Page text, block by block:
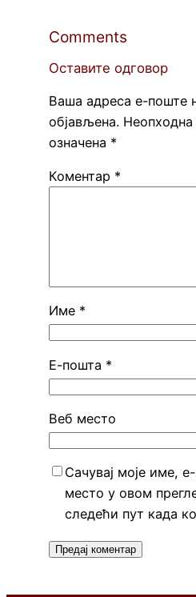
Comments
Оставите одговор
Ваша адреса е-поште
објављена.
означена *
Коментар *
Име *
Е-пошта *
Веб место
Сачувај моје име,
место у овом
следећи пут када